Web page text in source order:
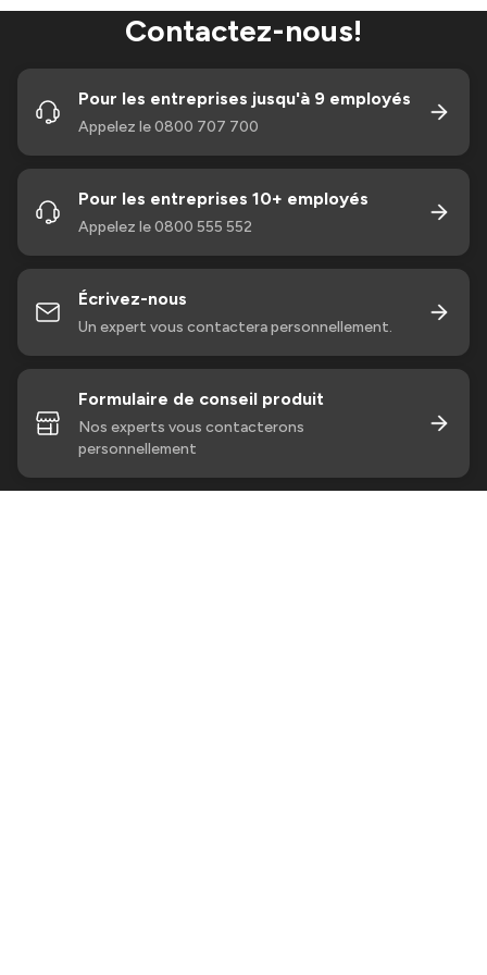
Contactez-nous!
Pour les entreprises jusqu'à 9 employés
Appelez le 0800 707 700
Pour les entreprises 10+ employés
Appelez le 0800 555 552
Écrivez-nous
Un expert vous contactera personnellement.
Formulaire de conseil produit
Nos experts vous contacterons
personnellement